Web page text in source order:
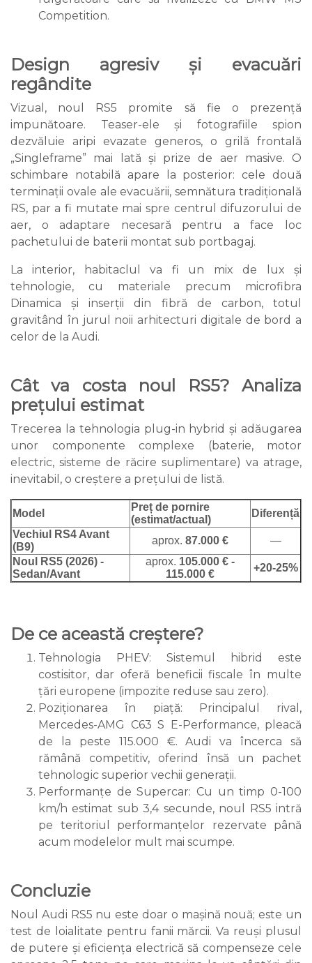
Competition.
Design agresiv și evacuări
regândite
Vizual, noul RS5 promite să fie o prezență
impunătoare. Teaser-ele și fotografiile spion
dezvăluie aripi evazate generos, o grilă frontală
„Singleframe” mai lată și prize de aer masive. O
schimbare notabilă apare la posterior: cele două
terminații ovale ale evacuării, semnătura tradițională
RS, par a fi mutate mai spre centrul difuzorului de
aer, o adaptare necesară pentru a face loc
pachetului de baterii montat sub portbagaj.
La interior, habitaclul va fi un mix de lux și
tehnologie, cu materiale precum microfibra
Dinamica și inserții din fibră de carbon, totul
gravitând în jurul noii arhitecturi digitale de bord a
celor de la Audi.
Cât va costa noul RS5? Analiza
prețului estimat
Trecerea la tehnologia plug-in hybrid și adăugarea
unor componente complexe (baterie, motor
electric, sisteme de răcire suplimentare) va atrage,
inevitabil, o creștere a prețului de listă.
Model
Preț de pornire
(estimat/actual)
Diferență
Vechiul RS4 Avant
(B9)
aprox. 87.000 €
—
Noul RS5 (2026) -
Sedan/Avant
aprox. 105.000 € -
115.000 €
+20-25%
De ce această creștere?
Tehnologia PHEV: Sistemul hibrid este
costisitor, dar oferă beneficii fiscale în multe
țări europene (impozite reduse sau zero).
Poziționarea în piață: Principalul rival,
Mercedes-AMG C63 S E-Performance, pleacă
de la peste 115.000 €. Audi va încerca să
rămână competitiv, oferind însă un pachet
tehnologic superior vechii generații.
Performanțe de Supercar: Cu un timp 0-100
km/h estimat sub 3,4 secunde, noul RS5 intră
pe teritoriul performanțelor rezervate până
acum modelelor mult mai scumpe.
Concluzie
Noul Audi RS5 nu este doar o mașină nouă; este un
test de loialitate pentru fanii mărcii. Va reuși plusul
de putere și eficiența electrică să compenseze cele